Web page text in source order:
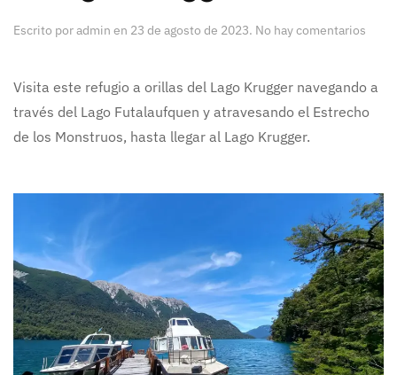
Escrito poradmin en 23 de agosto de 2023. No hay comentarios
Visita este refugio a orillas del Lago Krugger navegando a
través del Lago Futalaufquen y atravesando el Estrecho
de los Monstruos, hasta llegar al Lago Krugger.